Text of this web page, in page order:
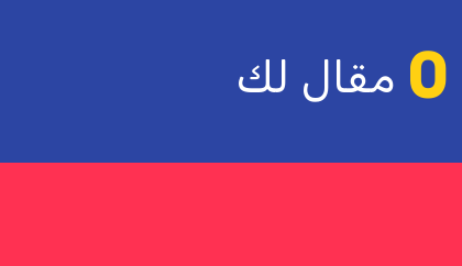
0 مقال لك